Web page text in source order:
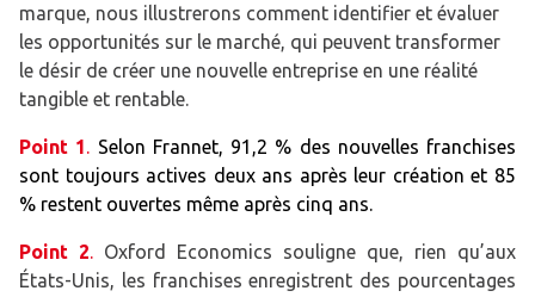
marque, nous illustrerons comment identifier et évaluer
les opportunités sur le marché, qui peuvent transformer
le désir de créer une nouvelle entreprise en une réalité
tangible et rentable.
Point 1. Selon Frannet, 91,2 % des nouvelles franchises
sont toujours actives deux ans après leur création et 85
% restent ouvertes même après cinq ans.
Point 2. Oxford Economics souligne que, rien qu’aux
États-Unis, les franchises enregistrent des pourcentages